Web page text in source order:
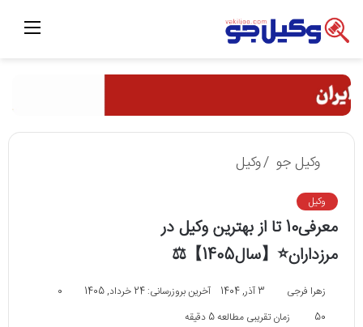
منو
وکیل جو /وکیل
وکیل
معرفی10 تا از بهترین وکیل در
مرزداران⭐️【سال1405】⚖️
زهرا فرجی 3 آذر, 1404 آخرین بروزرسانی: 24 خرداد, 1405
0
50
زمان تقریبی مطالعه 5 دقیقه